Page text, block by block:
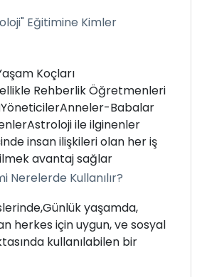
Eğitimine Kimler
Koçları
Rehberlik Öğretmenleri
YöneticilerAnneler-Babalar
Astroloji ile ilginenler
insan ilişkileri olan her iş
avantaj sağlar
Nerelerde Kullanılır?
Günlük yaşamda,
herkes için uygun, ve sosyal
kullanılabilen bir